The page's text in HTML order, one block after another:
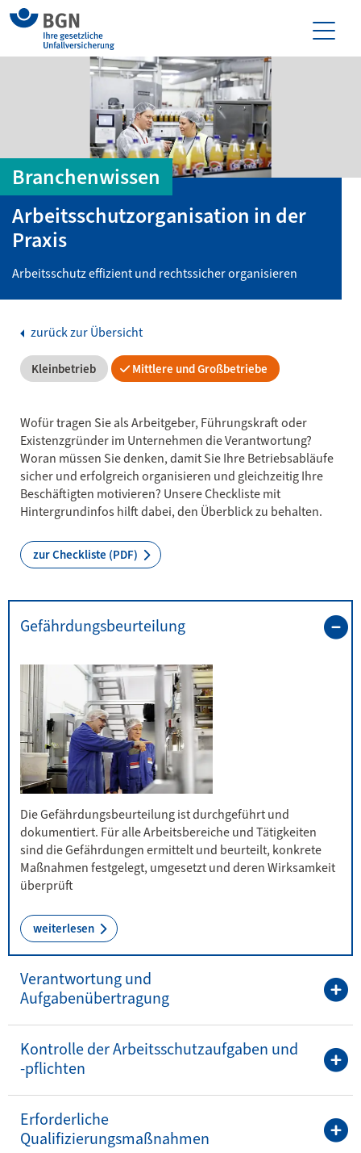
Branchenwissen
Arbeitsschutzorganisation in der
Praxis
Arbeitsschutz effizient und rechtssicher organisieren
zurück zur Übersicht
Kleinbetrieb Mittlere und Großbetriebe
Wofür tragen Sie als Arbeitgeber, Führungskraft oder
Existenzgründer im Unternehmen die Verantwortung?
Woran müssen Sie denken, damit Sie Ihre Betriebsabläufe
sicher und erfolgreich organisieren und gleichzeitig Ihre
Beschäftigten motivieren? Unsere Checkliste mit
Hintergrundinfos hilft dabei, den Überblick zu behalten.
zur Checkliste (PDF)
Gefährdungsbeurteilung
Die Gefährdungsbeurteilung ist durchgeführt und
dokumentiert. Für alle Arbeitsbereiche und Tätigkeiten
sind die Gefährdungen ermittelt und beurteilt, konkrete
Maßnahmen festgelegt, umgesetzt und deren Wirksamkeit
überprüft
weiterlesen
Verantwortung und
Aufgabenübertragung
Kontrolle der Arbeitsschutzaufgaben und
-pflichten
Erforderliche
Qualifizierungsmaßnahmen